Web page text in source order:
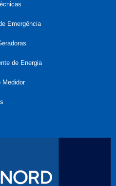
Emergência
de Energia
Medidor